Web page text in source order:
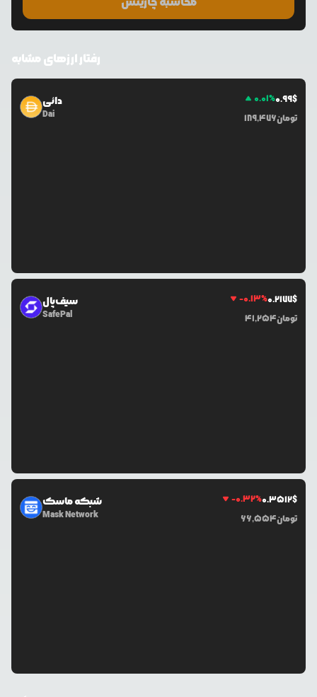
رفتار ارزهای مشابه
دائی
Dai
0.01%0.99$
189,476تومان
سیف‌پال
SafePal
-0.13%0.2177$
41,254تومان
شبکه ماسک
Mask Network
-0.32%0.3512$
66,554تومان